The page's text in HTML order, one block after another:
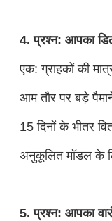
4. प्रश्न: आपका
एक: ग्राहकों की
आम तौर पर बड़े
15 दिनों के भीतर
अनुकूलित मॉडल के
5. प्रश्न: आपका